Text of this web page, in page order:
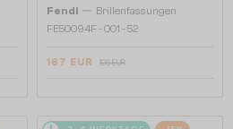
Fendi — Brillenfassungen
FE50094F - 001 - 52
167 EUR 196 EUR